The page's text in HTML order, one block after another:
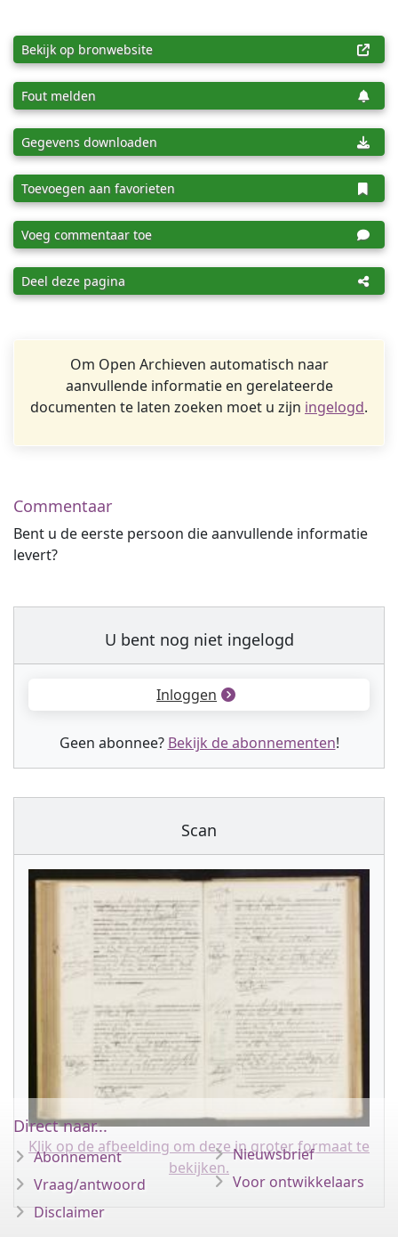
Bekijk op bronwebsite
Fout melden
Gegevens downloaden
Toevoegen aan favorieten
Voeg commentaar toe
Deel deze pagina
Om Open Archieven automatisch naar
aanvullende informatie en gerelateerde
documenten te laten zoeken moet u zijn ingelogd.
Commentaar
Bent u de eerste persoon die aanvullende informatie
levert?
U bent nog niet ingelogd
Inloggen
Geen abonnee? Bekijk de abonnementen!
Scan
Klik op de afbeelding om deze in groter formaat te
bekijken.
Direct naar...
Abonnement
Vraag/antwoord
Disclaimer
Nieuwsbrief
Voor ontwikkelaars